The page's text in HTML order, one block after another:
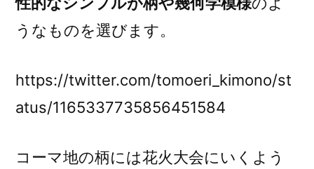
うなものを選びます。
https://twitter.com/tomoeri_kimono/st
atus/1165337735856451584
コーマ地の柄には花火大会にいくよう